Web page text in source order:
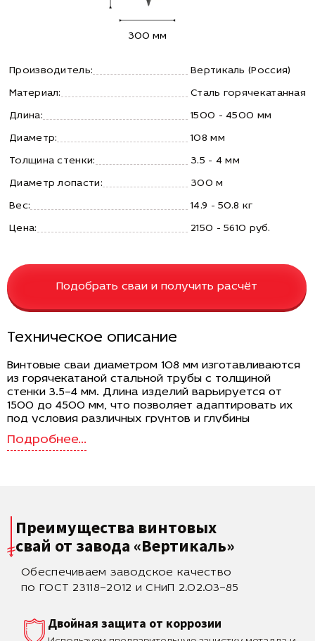
300 мм
Производитель: Вертикаль (Россия)
Материал: Сталь горячекатанная
Длина: 1500 - 4500 мм
Диаметр: 108 мм
Толщина стенки: 3.5 - 4 мм
Диаметр лопасти: 300 м
Вес: 14.9 - 50.8 кг
Цена: 2150 - 5610 руб.
Подобрать сваи и получить расчёт
Техническое описание
Винтовые сваи диаметром 108 мм изготавливаются
из горячекатаной стальной трубы с толщиной
стенки 3.5–4 мм. Длина изделий варьируется от
1500 до 4500 мм, что позволяет адаптировать их
под условия различных грунтов и глубины
установки. Лопасть диаметром 300 мм
обеспечивает увеличенную площадь опоры и
Область применения
Сваи диаметром 108 мм применяются при
устройстве свайно-винтовых фундаментов для
малоэтажных зданий, каркасных домов, бань,
эффективно работают в слабых и водонасыщенных
Преимущества винтовых
свай от завода «Вертикаль»
Обеспечиваем заводское качество
по ГОСТ 23118–2012 и СНиП 2.02.03–85
Двойная защита от коррозии